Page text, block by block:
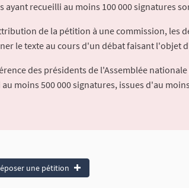
ayant recueilli au moins 100 000 signatures
de la pétition à une commission, les
le texte au cours d'un débat faisant l'objet
des présidents de l'Assemblée
moins 500 000 signatures, issues d'au
une pétition